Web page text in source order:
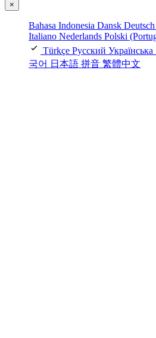
×
Bahasa Indonesia Dansk Deutsch
Italiano Nederlands Polski
Türkçe Русский Українська
국어 日本語 拼音 繁體中文